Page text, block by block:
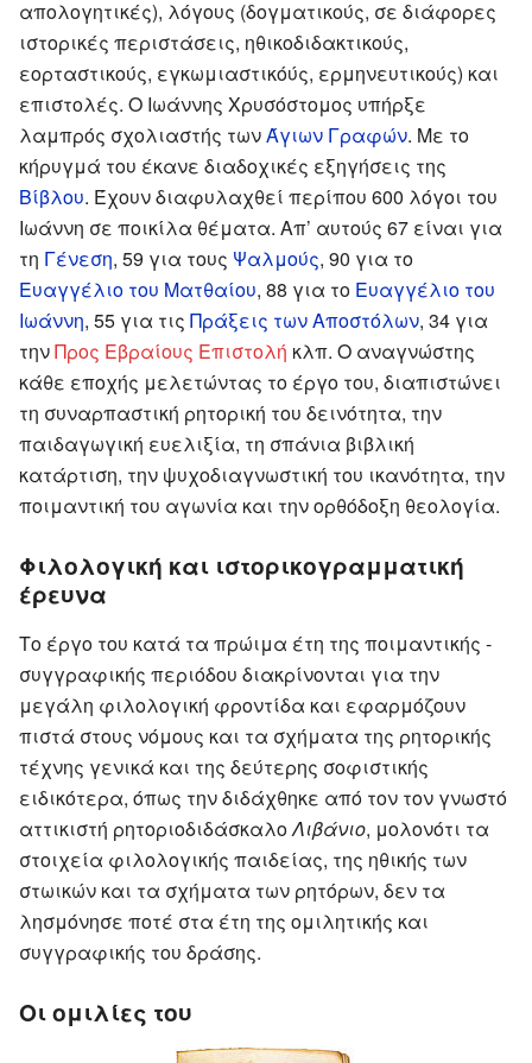
απολογητικές), λόγους (δογματικούς, σε διάφορες
ιστορικές περιστάσεις, ηθικοδιδακτικούς,
εορταστικούς, εγκωμιαστικόύς, ερμηνευτικούς) και
επιστολές. Ο Ιωάννης Χρυσόστομος υπήρξε
λαμπρός σχολιαστής τωνΆγιων Γραφών. Με το
κήρυγμά του έκανε διαδοχικές εξηγήσεις της
Βίβλου. Έχουν διαφυλαχθεί περίπου 600 λόγοι του
Ιωάννη σε ποικίλα θέματα. Απ’ αυτούς 67 είναι για
τη Γένεση, 59 για τους Ψαλμούς, 90 για το
Ευαγγέλιο του Ματθαίου, 88 για το Ευαγγέλιο του
Ιωάννη, 55 για τις Πράξεις των Αποστόλων, 34 για
τηνΠρος Εβραίους Επιστολή κλπ. Ο αναγνώστης
κάθε εποχής μελετώντας το έργο του, διαπιστώνει
τη συναρπαστική ρητορική του δεινότητα, την
παιδαγωγική ευελιξία, τη σπάνια βιβλική
κατάρτιση, την ψυχοδιαγνωστική του ικανότητα, την
ποιμαντική του αγωνία και την ορθόδοξη θεολογία.
Φιλολογική και ιστορικογραμματική
έρευνα
Το έργο του κατά τα πρώιμα έτη της ποιμαντικής -
συγγραφικής περιόδου διακρίνονται για την
μεγάλη φιλολογική φροντίδα και εφαρμόζουν
πιστά στους νόμους και τα σχήματα της ρητορικής
τέχνης γενικά και της δεύτερης σοφιστικής
ειδικότερα, όπως την διδάχθηκε από τον τον γνωστό
αττικιστή ρητοριοδιδάσκαλοΛιβάνιο, μολονότι τα
στοιχεία φιλολογικής παιδείας, της ηθικής των
στωικών και τα σχήματα των ρητόρων, δεν τα
λησμόνησε ποτέ στα έτη της ομιλητικής και
συγγραφικής του δράσης.
Οι ομιλίες του